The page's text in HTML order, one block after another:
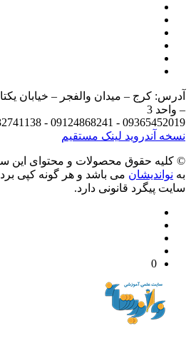
3
09365452019 - 09124868241 -
آندرویدلینک مستقیم
حقوق محصولات و محتوای اين سایت
می باشد و هر گونه کپی برداری
پیگرد قانونی دارد.